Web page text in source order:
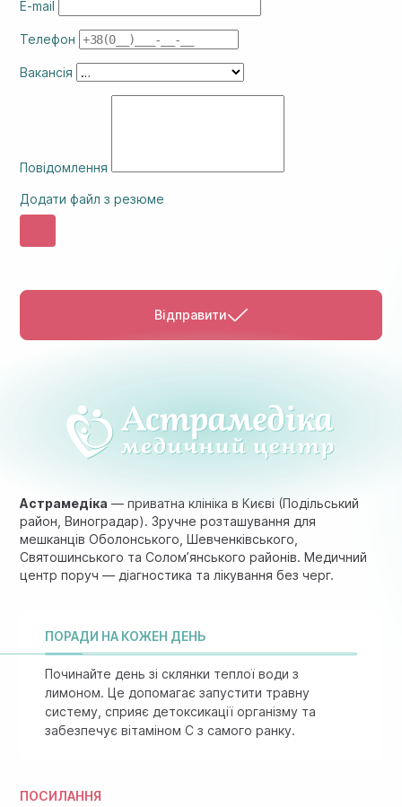
E-mail
Телефон
Вакансія
Повідомлення
Додати файл з резюме
Відправити
ПОСИЛАННЯ
Астрамедіка — приватна клініка в Києві (Подільський
район, Виноградар). Зручне розташування для
мешканців Оболонського, Шевченківського,
Святошинського та Солом’янського районів. Медичний
центр поруч — діагностика та лікування без черг.
ПОРАДИ НА КОЖЕН ДЕНЬ
Починайте день зі склянки теплої води з
лимоном. Це допомагає запустити травну
систему, сприяє детоксикації організму та
забезпечує вітаміном C з самого ранку.